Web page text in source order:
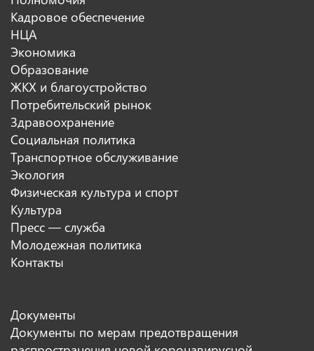
Кадровое обеспечение
НЦА
Экономика
Образование
ЖКХ и благоустройство
Потребительский рынок
Здравоохранение
Социальная политика
Транспортное обслуживание
Экология
Физическая культура и спорт
Культура
Пресс — служба
Молодежная политика
Контакты
Документы
Документы по мерам предотвращения